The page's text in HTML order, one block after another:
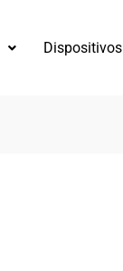
Dispositivos